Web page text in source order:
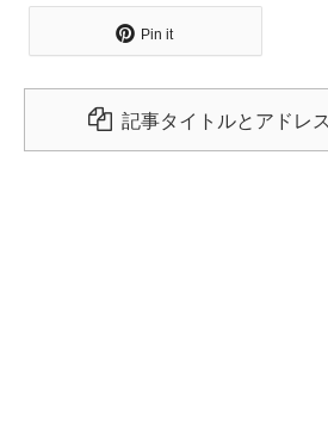
Pin it
記事タイトルとアドレ